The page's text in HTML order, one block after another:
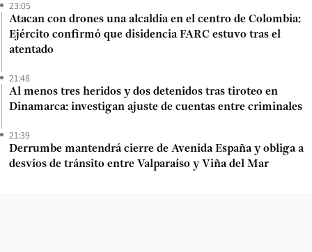
23:05
Atacan con drones una alcaldía en el centro de Colombia:
Ejército confirmó que disidencia FARC estuvo tras el
atentado
21:48
Al menos tres heridos y dos detenidos tras tiroteo en
Dinamarca: investigan ajuste de cuentas entre criminales
21:39
Derrumbe mantendrá cierre de Avenida España y obliga a
desvíos de tránsito entre Valparaíso y Viña del Mar